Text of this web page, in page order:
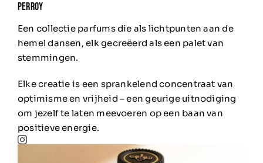
PERROY
Een collectie parfums die als lichtpunten aan de
hemel dansen, elk gecreëerd als een palet van
stemmingen.
Elke creatie is een sprankelend concentraat van
optimisme en vrijheid – een geurige uitnodiging
om jezelf te laten meevoeren op een baan van
positieve energie.